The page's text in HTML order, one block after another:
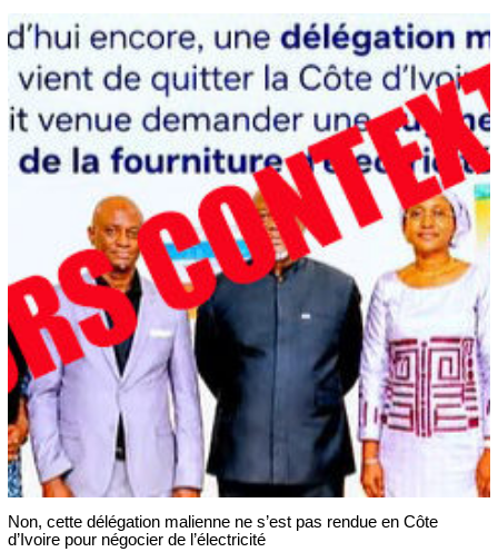
Non, cette délégation malienne ne s’est pas rendue en Côte
d’Ivoire pour négocier de l’électricité